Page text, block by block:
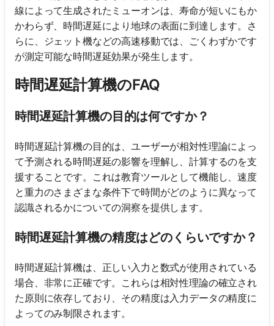
線によって生成されたミューオンは、寿命が短いにもか
かわらず、時間遅延により地球の表面に到達します。さ
らに、ジェット機などの高速移動では、ごくわずかです
が測定可能な時間遅延効果が発生します。
時間遅延計算機のFAQ
時間遅延計算機の目的は何ですか？
時間遅延計算機の目的は、ユーザーが相対性理論によっ
て予測される時間遅延の影響を理解し、計算するのを支
援することです。これは教育ツールとして機能し、速度
と重力のさまざまな条件下で時間がどのように異なって
認識されるかについての洞察を提供します。
時間遅延計算機の精度はどのくらいですか？
時間遅延計算機は、正しい入力と数式が使用されている
場合、非常に正確です。これらは相対性理論の確立され
た原則に依存しており、その精度は入力データの精度に
よってのみ制限されます。